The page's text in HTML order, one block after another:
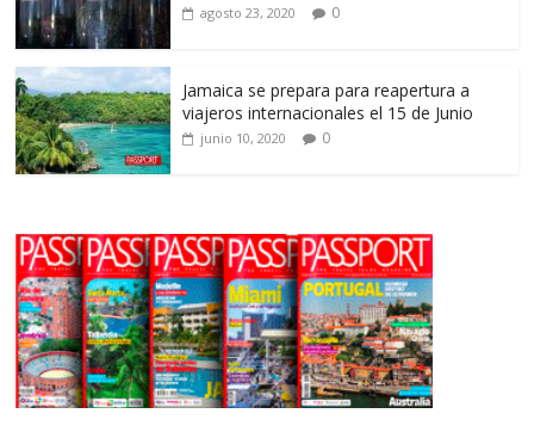
agosto 23, 2020 0
Jamaica se prepara para reapertura a
viajeros internacionales el 15 de Junio
junio 10, 2020 0